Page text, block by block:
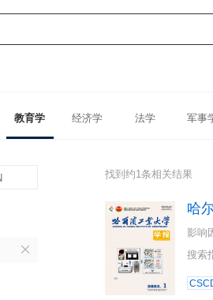
教育学 经济学 法学 军事
找到约1条相关结果
哈
影响
搜索